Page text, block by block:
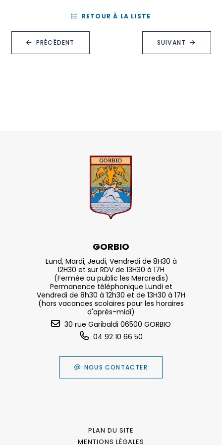
PRÉCÉDENT
RETOUR À LA LISTE
SUIVANT
GORBIO
Lund, Mardi, Jeudi, Vendredi de 8H30 à
12H30 et sur RDV de 13H30 à 17H
(Fermée au public les Mercredis)
Permanence téléphonique Lundi et
Vendredi de 8h30 à 12h30 et de 13H30 à 17H
(hors vacances scolaires pour les horaires
d'après-midi)
30 rue Garibaldi 06500 GORBIO
04 92 10 66 50
NOUS CONTACTER
PLAN DU SITE
MENTIONS LÉGALES